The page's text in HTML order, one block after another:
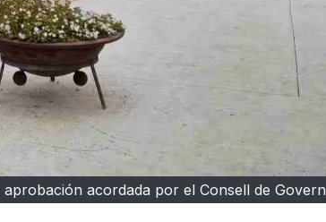
acordada por el Consell de Govern